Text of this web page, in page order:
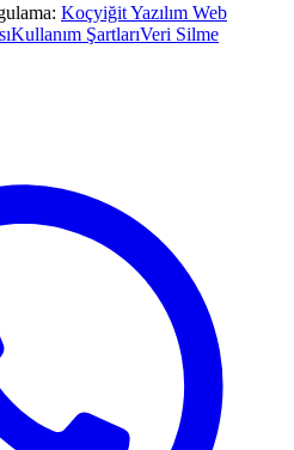
Koçyiğit Yazılım Web
Kullanım ŞartlarıVeri Silme